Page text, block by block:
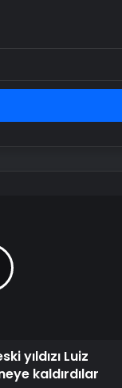
Yeni Adı Roxx
yıldızı Luiz
kaldırdılar